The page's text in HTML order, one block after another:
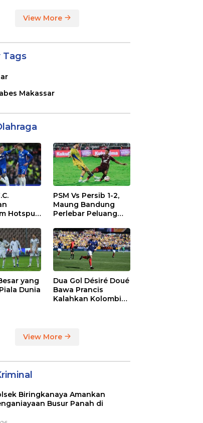
View More
Tags
Makassar
Hotspur
PSM Vs Persib 1-2,
Maung Bandung
Perlebar Peluang
League
yang
Dunia
Dua Gol Désiré Doué
Bawa Prancis
Kalahkan Kolombia
View More
Biringkanaya Amankan
Busur Panah di